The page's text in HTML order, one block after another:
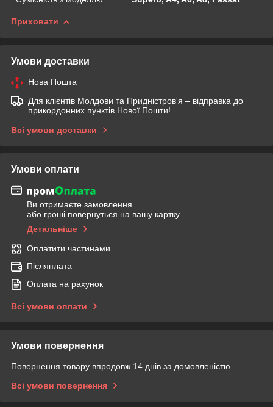
Приховати
Умови доставки
Нова Пошта
Для клієнтів Молдови та Придністров'я – відправка до
прикордонних пунктів Нової Пошти!
Всі умови доставки
Умови оплати
Ви отримаєте замовлення
або гроші повернуться на вашу картку
Детальніше
Оплатити частинами
Післяплата
Оплата на рахунок
Всі умови оплати
Умови повернення
Повернення товару впродовж 14 днів за домовленістю
Всі умови повернення